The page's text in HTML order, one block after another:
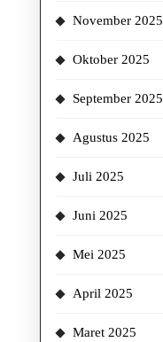
November 2025
Oktober 2025
September 2025
Agustus 2025
Juli 2025
Juni 2025
Mei 2025
April 2025
Maret 2025